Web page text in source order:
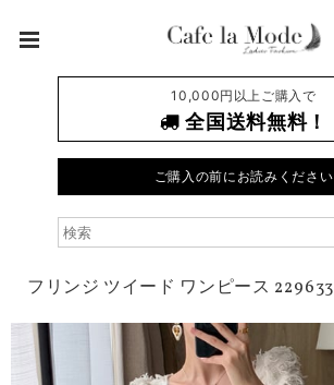
10,000円以上ご購入で
全国送料無料！
ご購入の前にお読みください
フリンジ ツイード ワンピース 229633